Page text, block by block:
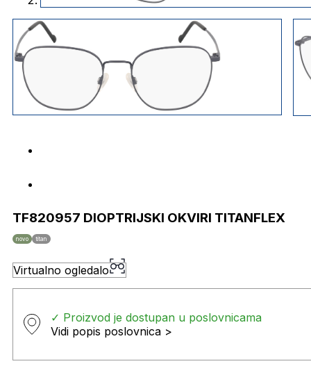
TF820957 DIOPTRIJSKI OKVIRI TITANFLEX
novo titan
Virtualno ogledalo
✓ Proizvod je dostupan u poslovnicama
Vidi popis poslovnica >